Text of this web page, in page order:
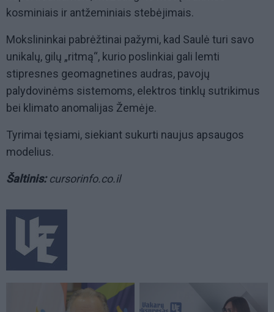
kosminiais ir antžeminiais stebėjimais.
Mokslininkai pabrėžtinai pažymi, kad Saulė turi savo
unikalų, gilų „ritmą“, kurio poslinkiai gali lemti
stipresnes geomagnetines audras, pavojų
palydovinėms sistemoms, elektros tinklų sutrikimus
bei klimato anomalijas Žemėje.
Tyrimai tęsiami, siekiant sukurti naujus apsaugos
modelius.
Šaltinis:cursorinfo.co.il